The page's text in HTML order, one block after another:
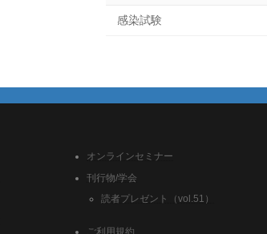
感染試験
オンラインセミナー
刊行物/学会
読者プレゼント（vol.51）